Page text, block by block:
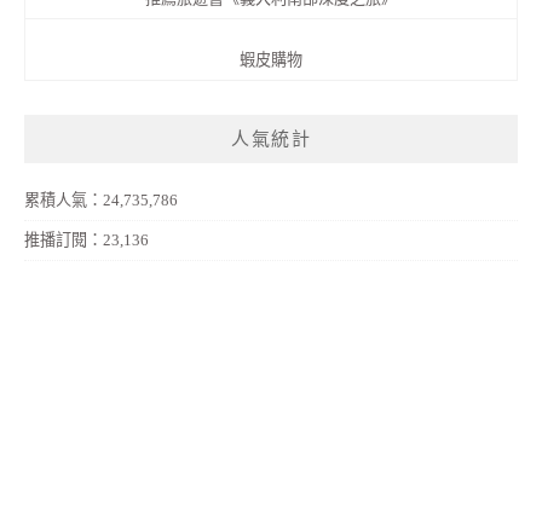
蝦皮購物
人氣統計
累積人氣：24,735,786
推播訂閱：23,136